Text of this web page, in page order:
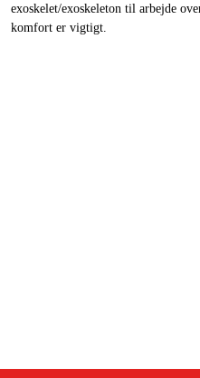
exoskelet/exoskeleton til arbejde
komfort er vigtigt.